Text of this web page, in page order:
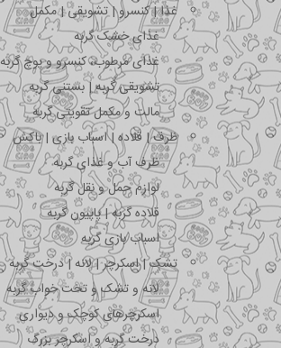
غذا | کنسرو | تشویقی | مکمل
غذای خشک گربه
غذای مرطوب، کنسرو و پوچ گربه
تشویقی گربه | بستنی گربه
مالت و مکمل تقویتی گربه
ظرف | قلاده | اسباب بازی | باکس
ظرف آب و غذای گربه
لوازم حمل و نقل گربه
قلاده گربه | پاپیون گربه
اسباب بازی گربه
تشک | اسکرچر | لانه | درخت گربه
لانه و تشک و تخت خواب گربه
اسکرچرهای کوچک و دیواری
درخت گربه و اسکرچر بزرگ